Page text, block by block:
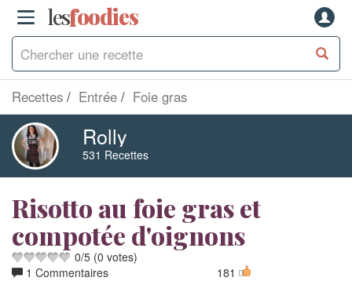
lesfoodies
Recettes Entrée Foie gras
Rolly
531 Recettes
Risotto au foie gras et
compotée d'oignons
0/5 (0 votes)
1 Commentaires
181